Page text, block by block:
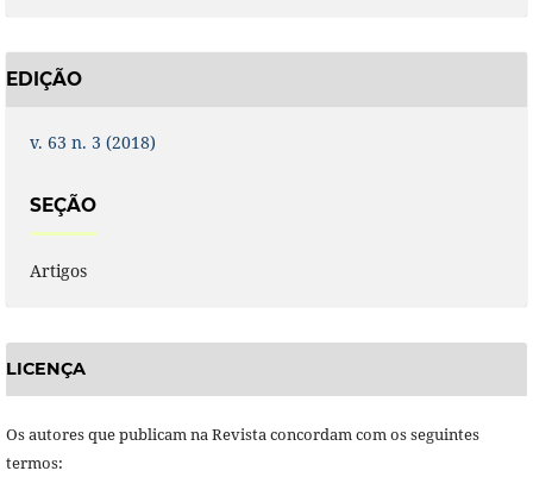
EDIÇÃO
v. 63 n. 3 (2018)
SEÇÃO
Artigos
LICENÇA
Os autores que publicam na Revista concordam com os seguintes
termos: